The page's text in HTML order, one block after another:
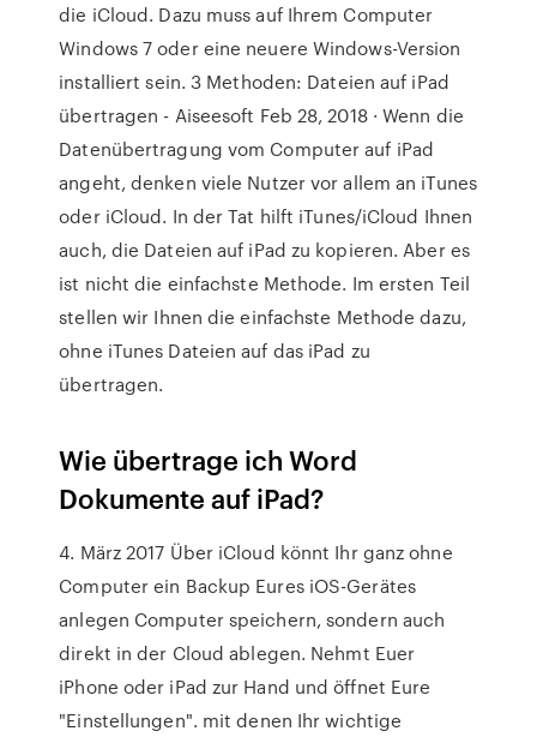
die iCloud. Dazu muss auf Ihrem Computer
Windows 7 oder eine neuere Windows-Version
installiert sein. 3 Methoden: Dateien auf iPad
übertragen - Aiseesoft Feb 28, 2018 · Wenn die
Datenübertragung vom Computer auf iPad
angeht, denken viele Nutzer vor allem an iTunes
oder iCloud. In der Tat hilft iTunes/iCloud Ihnen
auch, die Dateien auf iPad zu kopieren. Aber es
ist nicht die einfachste Methode. Im ersten Teil
stellen wir Ihnen die einfachste Methode dazu,
ohne iTunes Dateien auf das iPad zu
übertragen.
Wie übertrage ich Word
Dokumente auf iPad?
4. März 2017 Über iCloud könnt Ihr ganz ohne
Computer ein Backup Eures iOS-Gerätes
anlegen Computer speichern, sondern auch
direkt in der Cloud ablegen. Nehmt Euer
iPhone oder iPad zur Hand und öffnet Eure
"Einstellungen". mit denen Ihr wichtige